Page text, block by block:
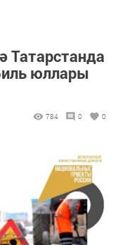
Татарстанда
юллары
784 0 0